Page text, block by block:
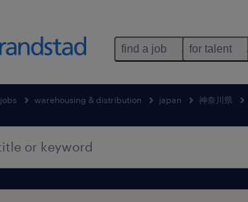
find a job for talent
jobs warehousing & distribution japan 神奈川県